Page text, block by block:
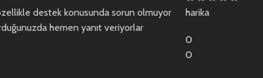
destek konusunda sorun olmuyor
hemen yanıt veriyorlar
harika
0
0